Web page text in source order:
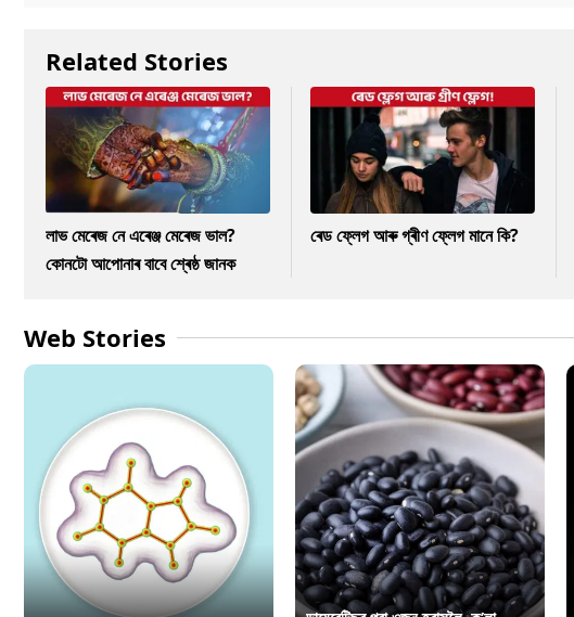
Related Stories
লাভ মেৰেজ নে এৰেঞ্জ মেৰেজ ভাল?
কোনটো আপোনাৰ বাবে শ্ৰেষ্ঠ জানক
ৰেড ফ্লেগ আৰু গ্ৰীণ ফ্লেগ মানে কি?
Web Stories